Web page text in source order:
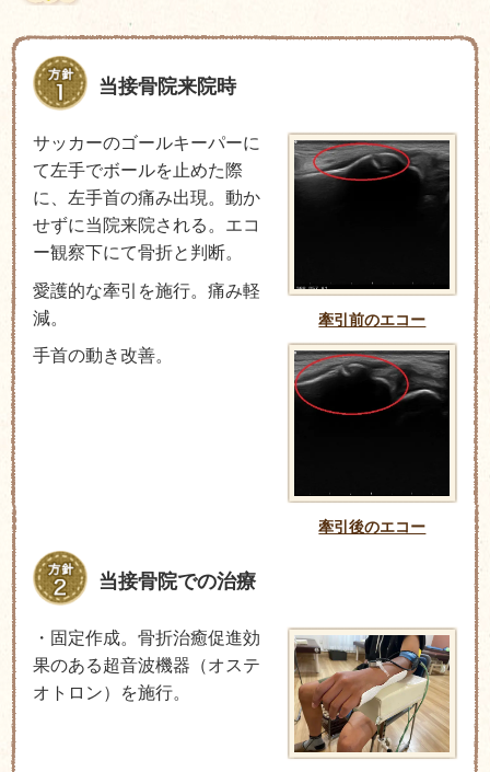
当接骨院来院時
牽引前のエコー
牽引後のエコー
サッカーのゴールキーパーに
て左手でボールを止めた際
に、左手首の痛み出現。動か
せずに当院来院される。エコ
ー観察下にて骨折と判断。
愛護的な牽引を施行。痛み軽
減。
手首の動き改善。
当接骨院での治療
・固定作成。骨折治癒促進効
果のある超音波機器（オステ
オトロン）を施行。